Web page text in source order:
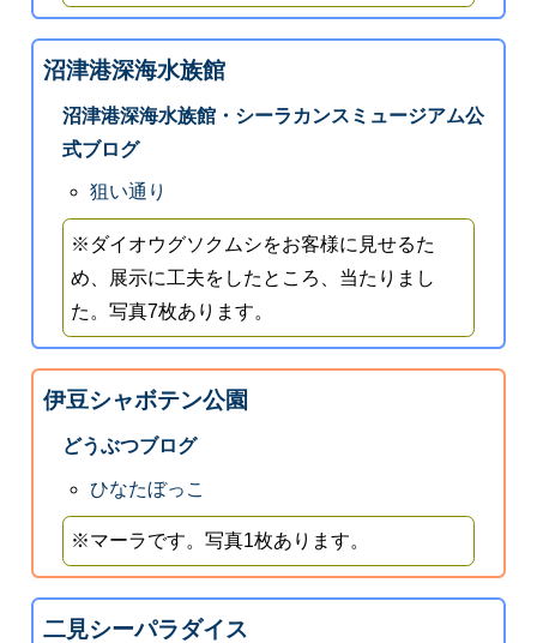
沼津港深海水族館
沼津港深海水族館・シーラカンスミュージアム公
式ブログ
狙い通り
※ダイオウグソクムシをお客様に見せるた
め、展示に工夫をしたところ、当たりまし
た。写真7枚あります。
伊豆シャボテン公園
どうぶつブログ
ひなたぼっこ
※マーラです。写真1枚あります。
二見シーパラダイス